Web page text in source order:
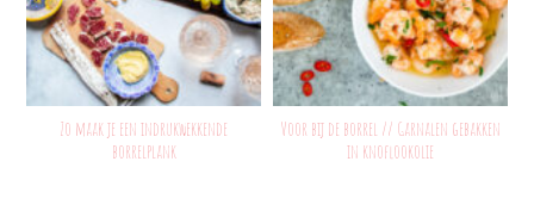
Zo maak je een indrukwekkende
borrelplank
Voor bij de borrel // Garnalen gebakken
in knoflookolie